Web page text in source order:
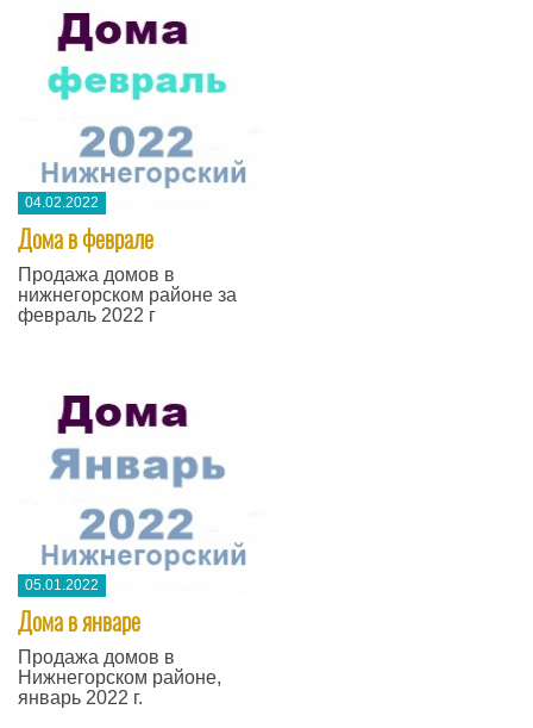
04.02.2022
Дома в феврале
Продажа домов в
нижнегорском районе за
февраль 2022 г
05.01.2022
Дома в январе
Продажа домов в
Нижнегорском районе,
январь 2022 г.